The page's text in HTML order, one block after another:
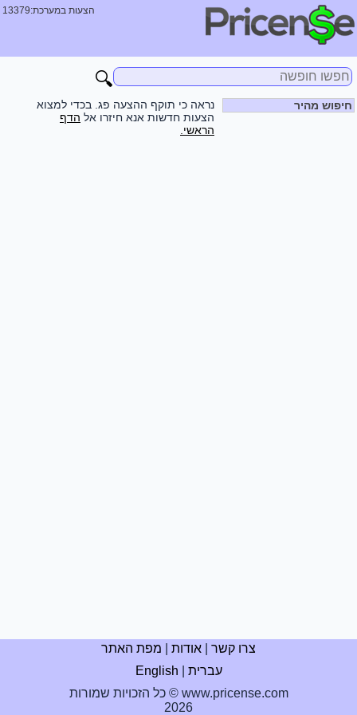
הצעות במערכת:13379
🔍
חיפוש מהיר
נראה כי תוקף ההצעה פג. בכדי למצוא
הצעות חדשות אנא חיזרו אל הדף
הראשי.
צרו קשר אודות
מפת האתר
English
עברית
כל הזכויות שמורות © www.pricense.com
2026